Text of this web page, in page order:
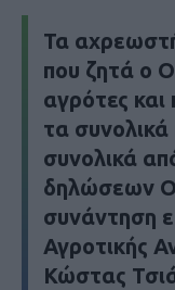
Τα
που ζητά ο
αγρότες
τα
συνολικά
δηλώσεων
συνάντηση
Αγροτικής
Κώστας